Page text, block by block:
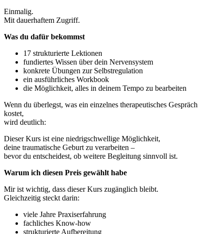
Einmalig.
Mit dauerhaftem Zugriff.
Was du dafür bekommst
17 strukturierte Lektionen
fundiertes Wissen über dein Nervensystem
konkrete Übungen zur Selbstregulation
ein ausführliches Workbook
die Möglichkeit, alles in deinem Tempo zu bearbeiten
Wenn du überlegst, was ein einzelnes therapeutisches Gespräch
kostet,
wird deutlich:
Dieser Kurs ist eine niedrigschwellige Möglichkeit,
deine traumatische Geburt zu verarbeiten –
bevor du entscheidest, ob weitere Begleitung sinnvoll ist.
Warum ich diesen Preis gewählt habe
Mir ist wichtig, dass dieser Kurs zugänglich bleibt.
Gleichzeitig steckt darin:
viele Jahre Praxiserfahrung
fachliches Know-how
strukturierte Aufbereitung